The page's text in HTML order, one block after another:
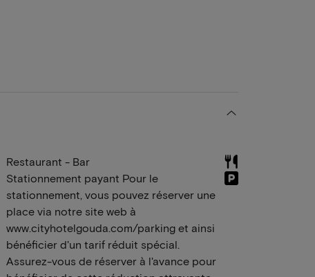
Restaurant - Bar
Stationnement payant Pour le
stationnement, vous pouvez réserver une
place via notre site web à
www.cityhotelgouda.com/parking et ainsi
bénéficier d'un tarif réduit spécial.
Assurez-vous de réserver à l'avance pour